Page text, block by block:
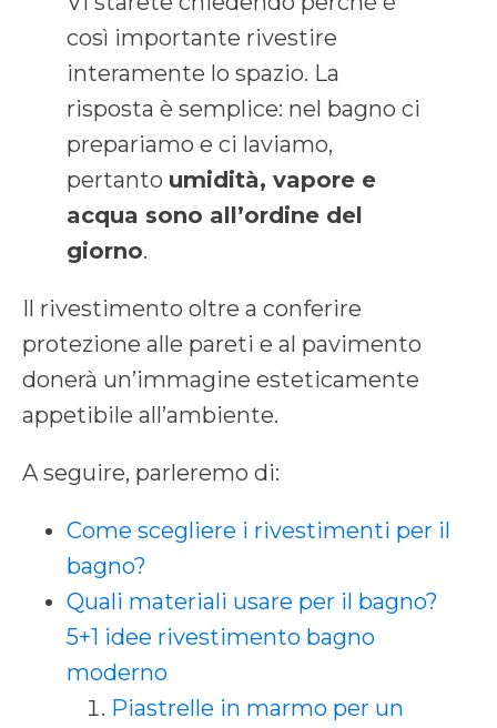
così importante rivestire
interamente lo spazio. La
risposta è semplice: nel bagno ci
prepariamo e ci laviamo,
pertanto umidità, vapore e
acqua sono all’ordine del
giorno.
Il rivestimento oltre a conferire
protezione alle pareti e al pavimento
donerà un’immagine esteticamente
appetibile all’ambiente.
A seguire, parleremo di:
Come scegliere i rivestimenti per il
bagno?
Quali materiali usare per il bagno?
5+1 idee rivestimento bagno
moderno
Piastrelle in marmo per un